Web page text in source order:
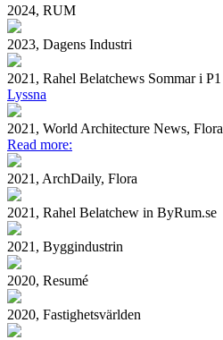
2024, RUM
2023, Dagens Industri
2021, Rahel Belatchews Sommar i P1
Lyssna
2021, World Architecture News, Flora
Read more:
2021, ArchDaily, Flora
2021, Rahel Belatchew in ByRum.se
2021, Byggindustrin
2020, Resumé
2020, Fastighetsvärlden